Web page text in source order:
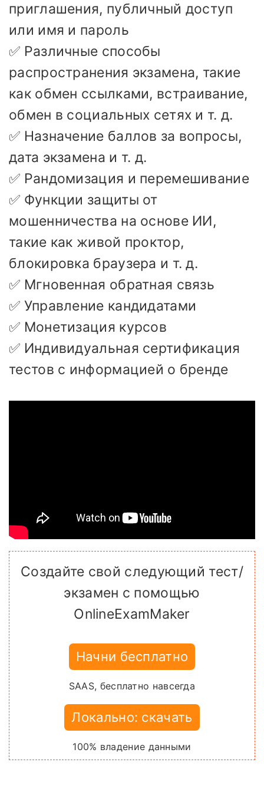
приглашения, публичный доступ
или имя и пароль
✅ Различные способы
распространения экзамена, такие
как обмен ссылками, встраивание,
обмен в социальных сетях и т. д.
✅ Назначение баллов за вопросы,
дата экзамена и т. д.
✅ Рандомизация и перемешивание
✅ Функции защиты от
мошенничества на основе ИИ,
такие как живой проктор,
блокировка браузера и т. д.
✅ Мгновенная обратная связь
✅ Управление кандидатами
✅ Монетизация курсов
✅ Индивидуальная сертификация
тестов с информацией о бренде
Создайте свой следующий тест/
экзамен с помощью
OnlineExamMaker
Начни бесплатно
SAAS, бесплатно навсегда
Локально: скачать
100% владение данными